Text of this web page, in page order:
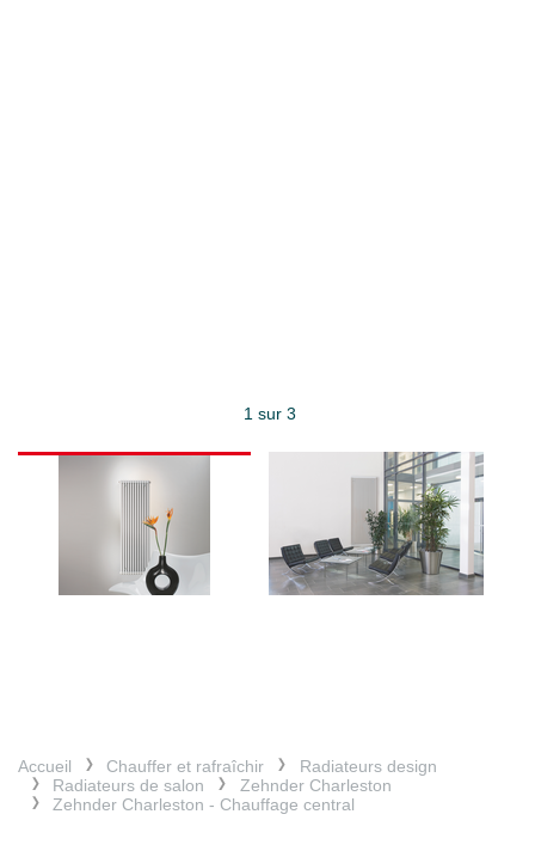
1 sur 3
Accueil Chauffer et rafraîchir
Radiateurs design
Radiateurs de salon
Zehnder Charleston
Zehnder Charleston - Chauffage central